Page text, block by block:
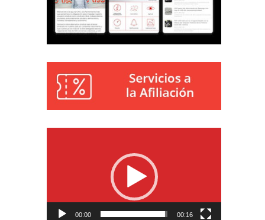
00:00 00:16